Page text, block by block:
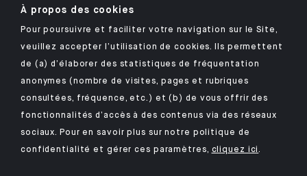
Retrouvez notre application mobile Indosuez
MENTIONS LÉGALES
À propos des cookies
Pour poursuivre et faciliter votre navigation sur le Site,
veuillez accepter l’utilisation de cookies. Ils permettent
de (a) d’élaborer des statistiques de fréquentation
anonymes (nombre de visites, pages et rubriques
consultées, fréquence, etc.) et (b) de vous offrir des
fonctionnalités d’accès à des contenus via des réseaux
sociaux. Pour en savoir plus sur notre politique de
confidentialité et gérer ces paramètres, cliquez ici.